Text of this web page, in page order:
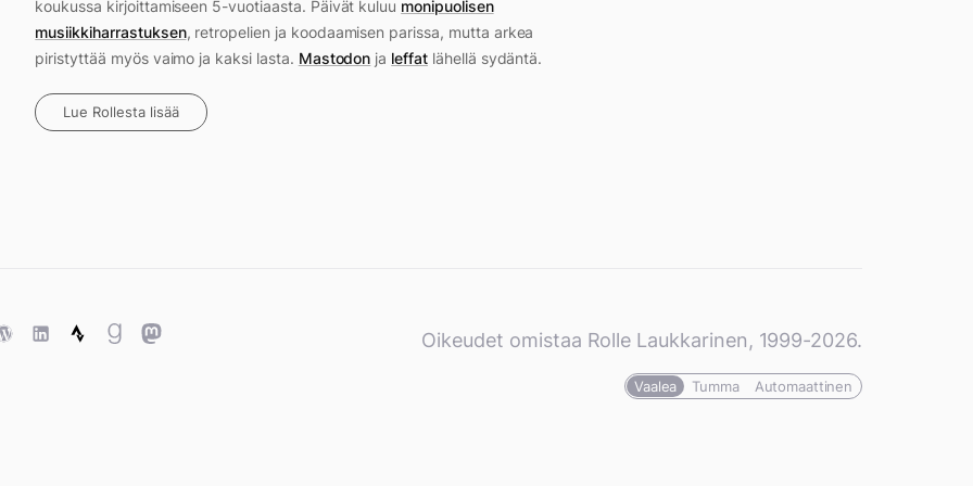
koukussa kirjoittamiseen 5-vuotiaasta. Päivät kuluu monipuolisen
musiikkiharrastuksen, retropelien ja koodaamisen parissa, mutta arkea
piristyttää myös vaimo ja kaksi lasta. Mastodon ja leffatlähellä sydäntä.
Lue Rollesta lisää
WordPress
StravaGoodreads
Mastodon Oikeudet omistaa Rolle Laukkarinen, 1999-2026.
Vaalea Tumma Automaattinen